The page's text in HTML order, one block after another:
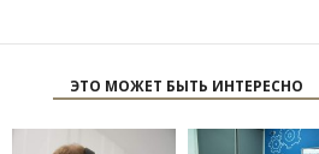
ЭТО МОЖЕТ БЫТЬ ИНТЕРЕСНО